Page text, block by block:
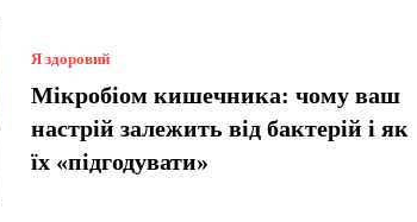
Я здоровий
Мікробіом кишечника: чому ваш
настрій залежить від бактерій і як
їх «підгодувати»